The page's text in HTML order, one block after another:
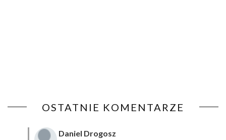
OSTATNIE KOMENTARZE
Daniel Drogosz